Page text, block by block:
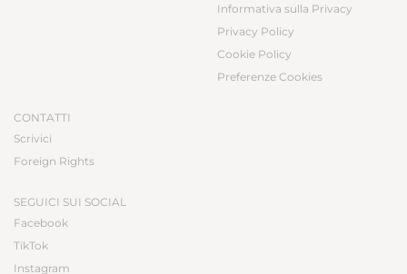
Informativa sulla Privacy
Privacy Policy
Cookie Policy
Preferenze Cookies
CONTATTI
Scrivici
Foreign Rights
SEGUICI SUI SOCIAL
Facebook
TikTok
Instagram